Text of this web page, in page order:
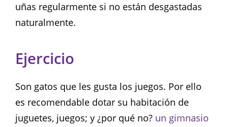
uñas regularmente si no están desgastadas
naturalmente.
Ejercicio
Son gatos que les gusta los juegos. Por ello
es recomendable dotar su habitación de
juguetes, juegos; y ¿por qué no? un gimnasio